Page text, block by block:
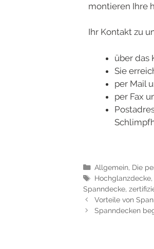
montieren Ihre
Ihr Kontakt zu
über das
Sie
per Mail
per Fax
Allgemein, Die
Hochglanzdecke,
Spanndecke,
Vorteile von
Spanndecken